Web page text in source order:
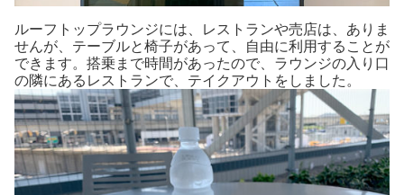
ルーフトップラウンジには、レストランや売店は、ありま
せんが、テーブルと椅子があって、自由に利用することが
できます。搭乗まで時間があったので、ラウンジの入り口
の隣にあるレストランで、テイクアウトをしました。